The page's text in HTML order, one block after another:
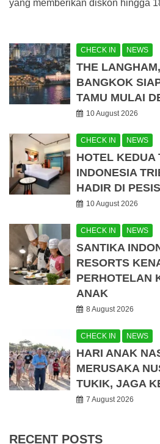
yang memberikan diskon hingga
CHECK IN NEWS
THE
BANGKOK
TAMU MULAI
10 August 2026
CHECK IN NEWS
HOTEL KEDUA
INDONESIA
HADIR DI
10 August 2026
CHECK IN NEWS
SANTIKA
RESORTS
PERHOTELAN
ANAK
8 August 2026
CHECK IN NEWS
HARI ANAK
MERUSAKA
TUKIK, JAGA
7 August 2026
RECENT POSTS